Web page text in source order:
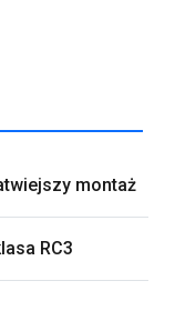
montaż
RC3